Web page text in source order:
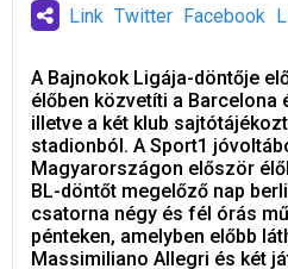
Link Twitter Facebook
A Bajnokok Ligája-döntője
élőben közvetíti a Barcelona
illetve a két klub
stadionból. A Sport1
Magyarországon először
BL-döntőt megelőző nap
csatorna négy és fél órás
pénteken, amelyben előbb
Massimiliano Allegri és két